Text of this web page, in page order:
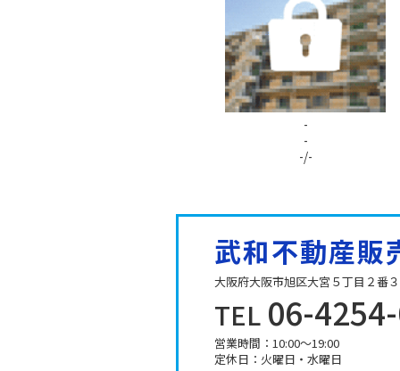
-
-
-/-
武和不動産
大阪府大阪市旭区大宮５丁目２番
TEL 06-
営業時間：10:00～19:00
定休日：火曜日・水曜日